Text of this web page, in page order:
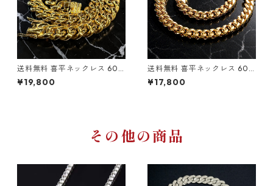
送料無料 喜平ネックレス 60c
m 50cm 45cm 幅16mm 18K
刻印あり サージカルステンレ
スチェーン ヒップホップ スト
¥19,800
送料無料 喜平ネックレス 60c
m 50cm 幅14mm 18K刻印あ
り サージカルステンレス 316L
ン ヒップホップ ストリート
¥17,800
その他の商品